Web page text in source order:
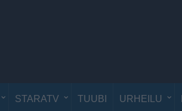
STARATV TUUBI URHEILU